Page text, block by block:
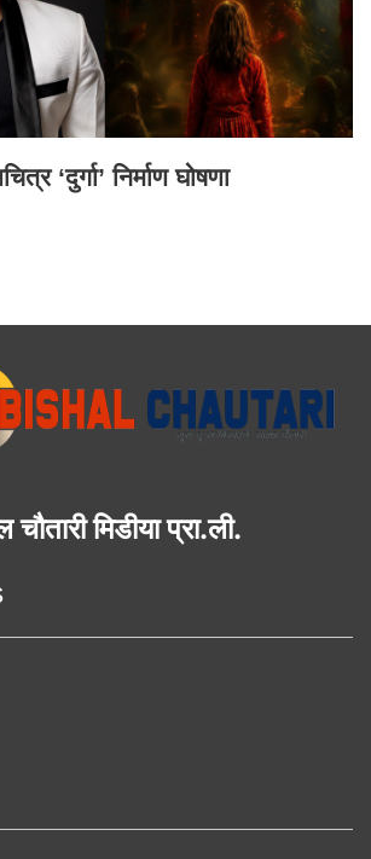
‘दुर्गा’ निर्माण घोषणा
चौतारी मिडीया प्रा.ली.